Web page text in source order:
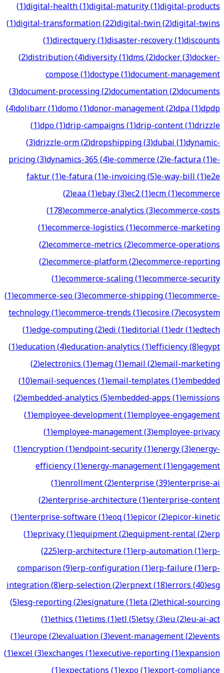
(1)digital-health(1)digital-maturity(1)digital-products
(1)digital-transformation(22)digital-twin(2)digital-twins
(1)directquery(1)disaster-recovery(1)discounts
(2)distribution(4)diversity(1)dms(2)docker(3)docker-
compose(1)doctype(1)document-management
(3)document-processing(2)documentation(2)documents
(4)dolibarr(1)domo(1)donor-management(2)dpa(1)dpdp
(1)dpo(1)drip-campaigns(1)drip-content(1)drizzle
(3)drizzle-orm(2)dropshipping(3)dubai(1)dynamic-
pricing(3)dynamics-365(4)e-commerce(2)e-factura(1)e-
faktur(1)e-fatura(1)e-invoicing(5)e-way-bill(1)e2e
(2)eaa(1)ebay(3)ec2(1)ecm(1)ecommerce
(178)ecommerce-analytics(3)ecommerce-costs
(1)ecommerce-logistics(1)ecommerce-marketing
(2)ecommerce-metrics(2)ecommerce-operations
(2)ecommerce-platform(2)ecommerce-reporting
(1)ecommerce-scaling(1)ecommerce-security
(1)ecommerce-seo(3)ecommerce-shipping(1)ecommerce-
technology(1)ecommerce-trends(1)ecosire(7)ecosystem
(1)edge-computing(2)edi(1)editorial(1)edr(1)edtech
(1)education(4)education-analytics(1)efficiency(8)egypt
(2)electronics(1)emag(1)email(2)email-marketing
(10)email-sequences(1)email-templates(1)embedded
(2)embedded-analytics(5)embedded-apps(1)emissions
(1)employee-development(1)employee-engagement
(1)employee-management(3)employee-privacy
(1)encryption(1)endpoint-security(1)energy(3)energy-
efficiency(1)energy-management(1)engagement
(1)enrollment(2)enterprise(39)enterprise-ai
(2)enterprise-architecture(1)enterprise-content
(1)enterprise-software(1)eoq(1)epicor(2)epicor-kinetic
(1)eprivacy(1)equipment(2)equipment-rental(2)erp
(225)erp-architecture(1)erp-automation(1)erp-
comparison(9)erp-configuration(1)erp-failure(1)erp-
integration(8)erp-selection(2)erpnext(18)errors(40)esg
(5)esg-reporting(2)esignature(1)eta(2)ethical-sourcing
(1)ethics(1)etims(1)etl(5)etsy(3)eu(2)eu-ai-act
(1)europe(2)evaluation(3)event-management(2)events
(1)excel(3)exchanges(1)executive-reporting(1)expansion